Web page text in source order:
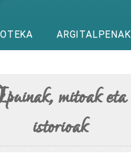
ARGITALPENAK
mitoak eta
istorioak